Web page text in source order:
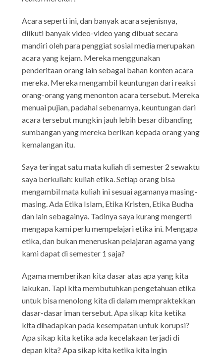
Acara seperti ini, dan banyak acara sejenisnya,
diikuti banyak video-video yang dibuat secara
mandiri oleh para penggiat sosial media merupakan
acara yang kejam. Mereka menggunakan
penderitaan orang lain sebagai bahan konten acara
mereka. Mereka mengambil keuntungan dari reaksi
orang-orang yang menonton acara tersebut. Mereka
menuai pujian, padahal sebenarnya, keuntungan dari
acara tersebut mungkin jauh lebih besar dibanding
sumbangan yang mereka berikan kepada orang yang
kemalangan itu.
Saya teringat satu mata kuliah di semester 2 sewaktu
saya berkuliah: kuliah etika. Setiap orang bisa
mengambil mata kuliah ini sesuai agamanya masing-
masing. Ada Etika Islam, Etika Kristen, Etika Budha
dan lain sebagainya. Tadinya saya kurang mengerti
mengapa kami perlu mempelajari etika ini. Mengapa
etika, dan bukan meneruskan pelajaran agama yang
kami dapat di semester 1 saja?
Agama memberikan kita dasar atas apa yang kita
lakukan. Tapi kita membutuhkan pengetahuan etika
untuk bisa menolong kita di dalam mempraktekkan
dasar-dasar iman tersebut. Apa sikap kita ketika
kita dihadapkan pada kesempatan untuk korupsi?
Apa sikap kita ketika ada kecelakaan terjadi di
depan kita? Apa sikap kita ketika kita ingin